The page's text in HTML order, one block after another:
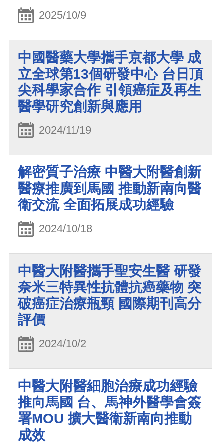
2025/10/9
中國醫藥大學攜手京都大學 成
立全球第13個研發中心 台日頂
尖科學家合作 引領癌症及再生
醫學研究創新與應用
2024/11/19
解密質子治療 中醫大附醫創新
醫療推廣到馬國 推動新南向醫
衛交流 全面拓展成功經驗
2024/10/18
中醫大附醫攜手聖安生醫 研發
奈米三特異性抗體抗癌藥物 突
破癌症治療瓶頸 國際期刊高分
評價
2024/10/2
中醫大附醫細胞治療成功經驗
推向馬國 台、馬神外醫學會簽
署MOU 擴大醫衛新南向推動
成效